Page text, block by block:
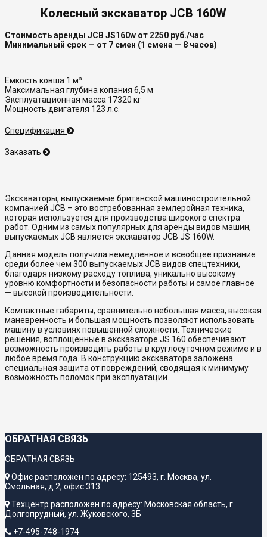
Колесный экскаватор JCB 160W
Стоимость аренды JCB JS160w от 2250 руб./час
Минимальный срок — от 7 смен (1 смена — 8 часов)
Емкость ковша 1 м³
Максимальная глубина копания 6,5 м
Эксплуатационная масса 17320 кг
Мощность двигателя 123 л.с.
Спецификация
Заказать
Экскаваторы, выпускаемые британской машиностроительной
компанией JCB – это востребованная землеройная техника,
которая используется для производства широкого спектра
работ. Одним из самых популярных для аренды видов машин,
выпускаемых JCB является экскаватор JCB JS 160W.
Данная модель получила немедленное и всеобщее признание
среди более чем 300 выпускаемых JCB видов спецтехники,
благодаря низкому расходу топлива, уникально высокому
уровню комфортности и безопасности работы и самое главное
— высокой производительности.
Компактные габариты, сравнительно небольшая масса, высокая
маневренность и большая мощность позволяют использовать
машину в условиях повышенной сложности. Технические
решения, воплощенные в экскаваторе JS 160 обеспечивают
возможность производить работы в круглосуточном режиме и в
любое время года. В конструкцию экскаватора заложена
специальная защита от повреждений, сводящая к минимуму
возможность поломок при эксплуатации.
ОБРАТНАЯ СВЯЗЬ
ОБРАТНАЯ СВЯЗЬ
Офис расположен по адресу: 125493, г. Москва, ул.
Смольная, д.2, офис 313
Техцентр расположен по адресу: Московская область, г.
Долгопрудный, ул. Жуковского, 3Б
+7-495-748-1974